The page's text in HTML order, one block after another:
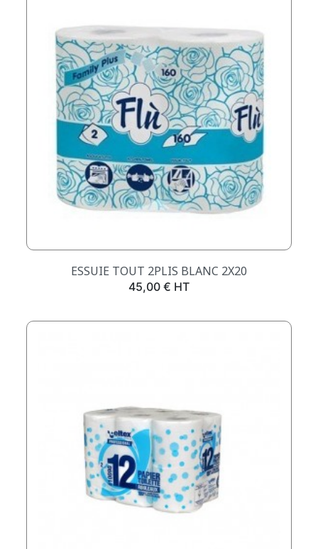
ESSUIE TOUT 2PLIS BLANC 2X20
Prix
45,00 € HT